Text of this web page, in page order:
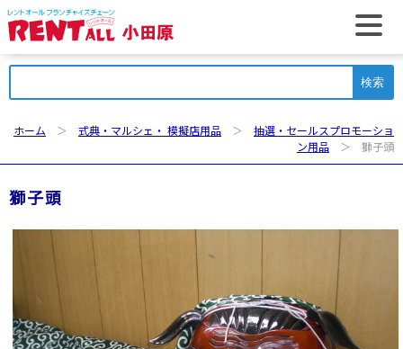
索:
ホーム ＞ 式典・マルシェ・ 模擬店用品 ＞ 抽選・セールスプロモーショ
ン用品 ＞ 獅子頭
獅子頭
t